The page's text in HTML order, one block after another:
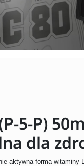
5-P)
dla
aktywna forma witaminy